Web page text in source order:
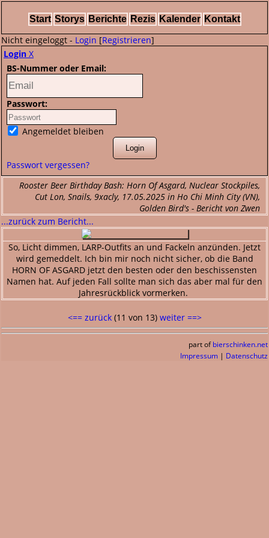
Start Storys Berichte Rezis Kalender Kontakt
Nicht eingeloggt - Login [Registrieren]
Login X
BS-Nummer oder Email:
Passwort:
Angemeldet bleiben
Passwort vergessen?
Rooster Beer Birthday Bash: Horn Of Asgard, Nuclear Stockpiles,
Cut Lon, Snails, 9xacly, 17.05.2025 in Ho Chi Minh City (VN),
Golden Bird's - Bericht von Zwen
...zurück zum Bericht...
So, Licht dimmen, LARP-Outfits an und Fackeln anzünden. Jetzt
wird gemeddelt. Ich bin mir noch nicht sicher, ob die Band
HORN OF ASGARD jetzt den besten oder den beschissensten
Namen hat. Auf jeden Fall sollte man sich das aber mal für den
Jahresrückblick vormerken.
<== zurück(11 von 13) weiter ==>
part of bierschinken.net
Impressum | Datenschutz